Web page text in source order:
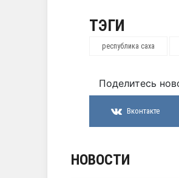
ТЭГИ
республика саха
Поделитесь
Вконтакте
НОВОСТИ